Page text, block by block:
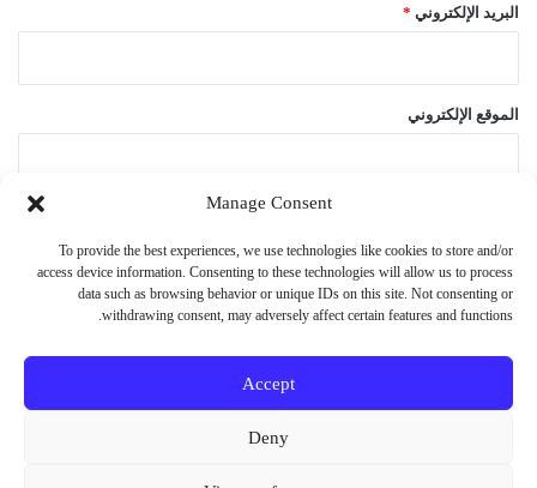
Manage Consent
To provide the best experiences, we use technologies like cookies to store and/or
access device information. Consenting to these technologies will allow us to process
data such as browsing behavior or unique IDs on this site. Not consenting or
withdrawing consent, may adversely affect certain features and functions.
Accept
Deny
البريد الإلكتروني *
الموقع الإلكتروني
احفظ اسمي، بريدي الإلكتروني، والموقع الإلكتروني في هذا المتصفح
لاستخدامها المرة المقبلة في تعليقي.
© حقوق النشر 2026، جميع الحقوق محفوظة